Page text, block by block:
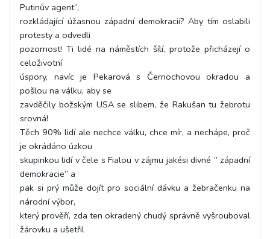
Putinův agent“,
rozkládající úžasnou západní demokracii? Aby tím oslabili
protesty a odvedli
pozornost! Ti lidé na náměstích šílí, protože přicházejí o
celoživotní
úspory, navíc je Pekarová s Černochovou okradou a
pošlou na válku, aby se
zavděčily božským USA se slibem, že Rakušan tu žebrotu
srovná!
Těch 90% lidí ale nechce válku, chce mír, a nechápe, proč
je okrádáno úzkou
skupinkou lidí v čele s Fialou v zájmu jakési divné ” západní
demokracie” a
pak si prý může dojít pro sociální dávku a žebračenku na
národní výbor,
který prověří, zda ten okradený chudý správně vyšrouboval
žárovku a ušetřil